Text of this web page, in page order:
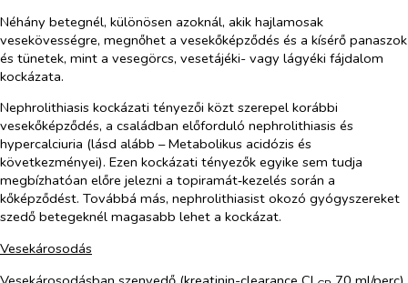
Néhány betegnél, különösen azoknál, akik hajlamosak
vesekövességre, megnőhet a vesekőképződés és a kísérő panaszok
és tünetek, mint a vesegörcs, vesetájéki- vagy lágyéki fájdalom
kockázata.
Nephrolithiasis kockázati tényezői közt szerepel korábbi
vesekőképződés, a családban előforduló nephrolithiasis és
hypercalciuria (lásd alább – Metabolikus acidózis és
következményei). Ezen kockázati tényezők egyike sem tudja
megbízhatóan előre jelezni a topiramát‑kezelés során a
kőképződést. Továbbá más, nephrolithiasist okozó gyógyszereket
szedő betegeknél magasabb lehet a kockázat.
Vesekárosodás